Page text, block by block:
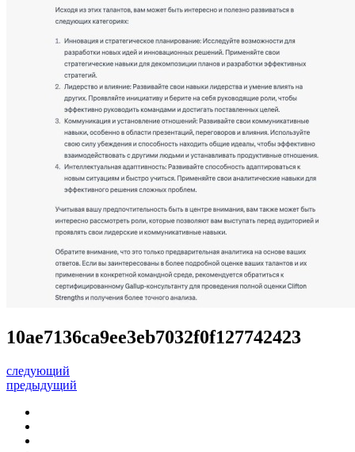
10ae7136ca9ee3eb7032f0f127742423
следующий
предыдущий